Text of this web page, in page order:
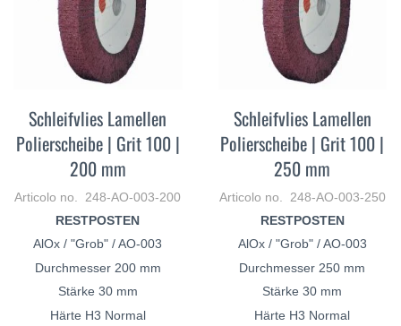
Schleifvlies Lamellen
Polierscheibe | Grit 100 |
200 mm
Articolo no. 248-AO-003-200
RESTPOSTEN
AlOx / "Grob" / AO-003
Durchmesser 200 mm
Stärke 30 mm
Härte H3 Normal
Schleifvlies Lamellen
Polierscheibe | Grit 100 |
250 mm
Articolo no. 248-AO-003-250
RESTPOSTEN
AlOx / "Grob" / AO-003
Durchmesser 250 mm
Stärke 30 mm
Härte H3 Normal